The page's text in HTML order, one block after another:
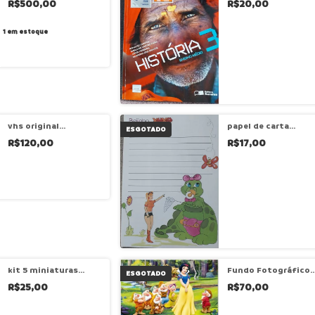
R$500,00
1em estoque
vainfas e outros
R$20,00
vhs original
bruce lee
R$120,00
ESGOTADO papel de carta
463
R$17,00
kit 5 miniaturas
Malvado Favorito -
R$25,00
ESGOTADO Fundo Fotográfico
neve 1,50x2,20 (cód
R$70,00